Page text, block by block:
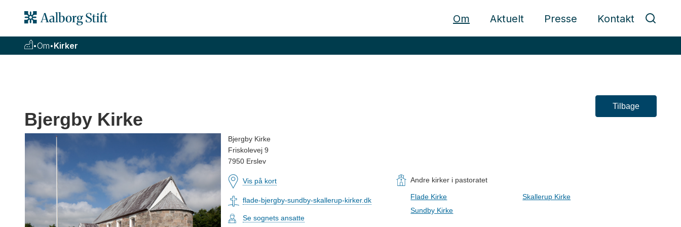
Om Aktuelt Presse Kontakt
•Om•Kirker
Bjergby Kirke
Tilbage
Bjergby Kirke
Friskolevej 9
7950 Erslev
Vis på kort
flade-bjergby-sundby-skallerup-kirker.dk
Se sognets ansatte
Andre kirker i pastoratet
Flade Kirke
Skallerup Kirke
Sundby Kirke